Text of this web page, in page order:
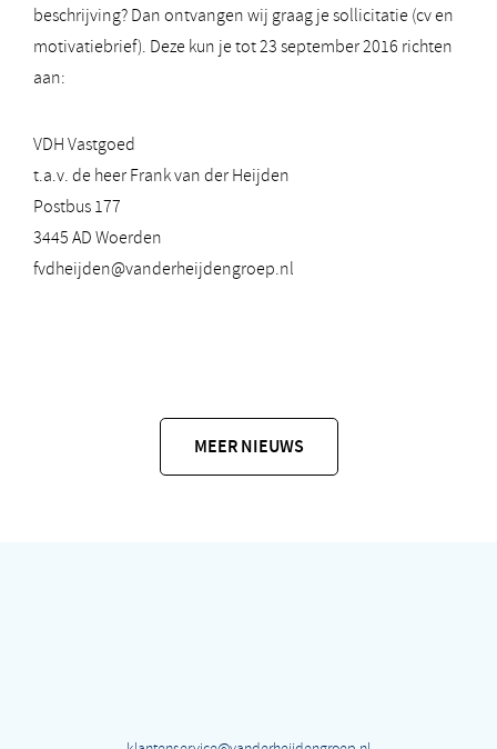
beschrijving? Dan ontvangen wij graag je sollicitatie (cv en
motivatiebrief). Deze kun je tot 23 september 2016 richten
aan:
VDH Vastgoed
t.a.v. de heer Frank van der Heijden
Postbus 177
3445 AD Woerden
fvdheijden@vanderheijdengroep.nl
MEER NIEUWS